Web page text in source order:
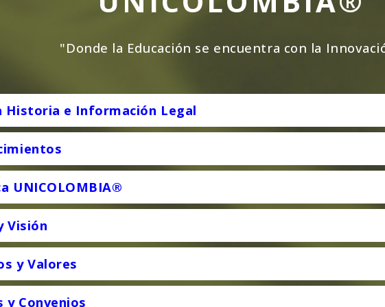
"Donde la Educación se encuentra con la
Historia e Información Legal
UNICOLOMBIA®
Visión
y Valores
y Convenios